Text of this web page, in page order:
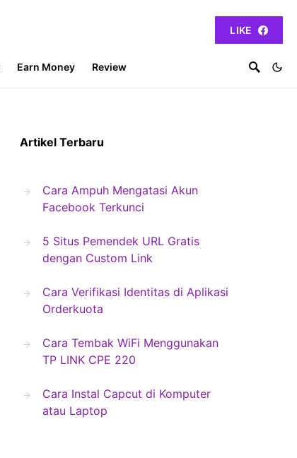
LIKE
Earn Money Review
Artikel Terbaru
Cara Ampuh Mengatasi Akun
Facebook Terkunci
5 Situs Pemendek URL Gratis
dengan Custom Link
Cara Verifikasi Identitas di Aplikasi
Orderkuota
Cara Tembak WiFi Menggunakan
TP LINK CPE 220
Cara Instal Capcut di Komputer
atau Laptop